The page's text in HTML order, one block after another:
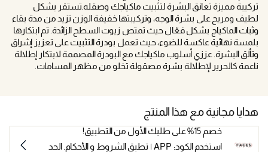
تركيبة مميزة تعانق البشرة لتثبيت ماكياجك وصقله.تستقر بشكل
لطيف ومريح على بشرة الوجه، وتركيبتها خفيفة الوزن تزيد من مدة بقاء
وثبات الماكياج بشكل فعّال حيث تمتص زيوت السطح الزائدة. تم ابتكارها
بلمسة نهائية عاكسة للضوء، حيث تعمل بودرة التثبيت على تعزيز إشراق
وتألق البشرة. عززي أسلوب ماكياجك مع البودرة المصممة لابتكار إطلالة
ناعمة كالحرير لإطلالة بشرة مصقولة تخلو من مظهر المسامات.
هدايا مجانية مع هذا المنتج
خصم 15% على طلبك الأول من التطبيق!
استخدم الكود: APP | تطبق الشروط و الأحكام. الحد